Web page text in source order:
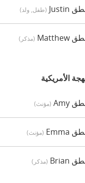
(طفل, ولد)
(مذكر)
الأمريكية
(مؤنث)
(مؤنث)
(مذكر)